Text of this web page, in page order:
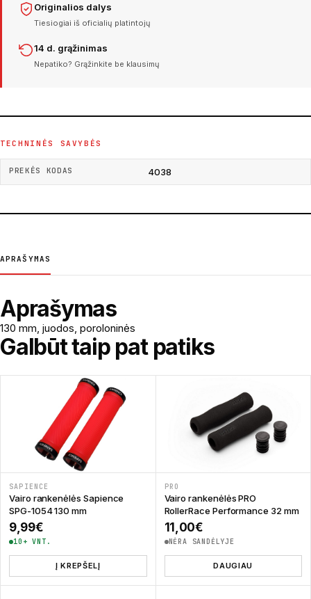
Originalios dalys
Tiesiogiai iš oficialių platintojų
14 d. grąžinimas
Nepatiko? Grąžinkite be klausimų
TECHNINĖS SAVYBĖS
PREKĖS KODAS 4038
APRAŠYMAS
Aprašymas
130 mm, juodos, poroloninės
Galbūt taip pat patiks
SAPIENCE
Vairo rankenėlės Sapience
SPG-1054 130 mm
9,99€
10+ VNT.
Į KREPŠELĮ
PRO
Vairo rankenėlės PRO
RollerRace Performance 32 mm
11,00€
NĖRA SANDĖLYJE
DAUGIAU